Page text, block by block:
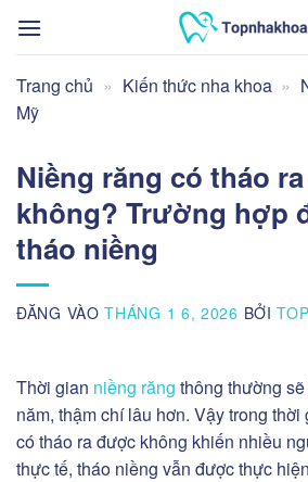
qua
dung
Trang chủ » Kiến thức nha khoa »
Mỹ
Niềng răng có tháo
không? Trường hợp
tháo niềng
ĐĂNG VÀOTHÁNG 1 6, 2026 BỞI
Thời gian niềng răng thông thường
năm, thậm chí lâu hơn. Vậy trong
có tháo ra được không khiến nhiều
thực tế, tháo niềng vẫn được thực